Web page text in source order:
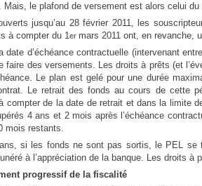
Mais, le plafond de versement est alors celui du
jusqu’au 28 février 2011, les
à compter du 1er mars 2011 ont, en revanche,
date d’échéance contractuelle (intervenant
faire des versements. Les droits à prêts (et
Le plan est gelé pour une durée
Le retrait des fonds au cours de cette
compter de la date de retrait et dans la limite
4 ans et 2 mois après l’échéance
mois restants.
si les fonds ne sont pas sortis, le PEL se
à l’appréciation de la banque. Les droits à
progressif de la fiscalité